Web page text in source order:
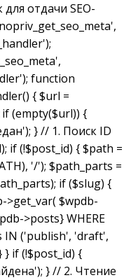
отдачи SEO-
function
{ $url =
if (empty($url)) {
} // 1. Поиск ID
if (!$post_id) { $path =
'/'); $path_parts =
if ($slug) {
>get_var( $wpdb-
>posts} WHERE
IN ('publish', 'draft',
if (!$post_id) {
} // 2. Чтение